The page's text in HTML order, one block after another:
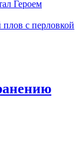
Героем
с перловкой